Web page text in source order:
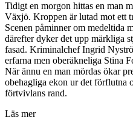
Tidigt en morgon hittas en man
Växjö. Kroppen är lutad mot ett
Scenen påminner om medeltida
därefter dyker det upp märkliga
fasad. Kriminalchef Ingrid
erfarna men oberäkneliga Stina
När ännu en man mördas ökar
obehagliga ekon ur det förflutna
förtvivlans rand.
Läs mer